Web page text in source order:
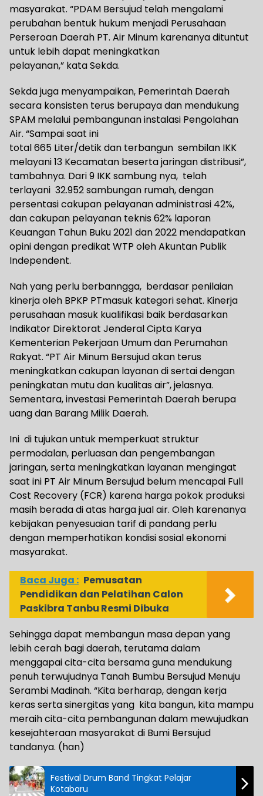
masyarakat. “PDAM Bersujud telah mengalami
perubahan bentuk hukum menjadi Perusahaan
Perseroan Daerah PT. Air Minum karenanya dituntut
untuk lebih dapat meningkatkan
pelayanan,” kata Sekda.
Sekda juga menyampaikan, Pemerintah Daerah
secara konsisten terus berupaya dan mendukung
SPAM melalui pembangunan instalasi Pengolahan
Air. “Sampai saat ini
total 665 Liter/detik dan terbangun sembilan IKK
melayani 13 Kecamatan beserta jaringan distribusi”,
tambahnya. Dari 9 IKK sambung nya, telah
terlayani 32.952 sambungan rumah, dengan
persentasi cakupan pelayanan administrasi 42%,
dan cakupan pelayanan teknis 62% laporan
Keuangan Tahun Buku 2021 dan 2022 mendapatkan
opini dengan predikat WTP oleh Akuntan Publik
Independent.
Nah yang perlu berbanngga, berdasar penilaian
kinerja oleh BPKP PTmasuk kategori sehat. Kinerja
perusahaan masuk kualifikasi baik berdasarkan
Indikator Direktorat Jenderal Cipta Karya
Kementerian Pekerjaan Umum dan Perumahan
Rakyat. “PT Air Minum Bersujud akan terus
meningkatkan cakupan layanan di sertai dengan
peningkatan mutu dan kualitas air”, jelasnya.
Sementara, investasi Pemerintah Daerah berupa
uang dan Barang Milik Daerah.
Ini di tujukan untuk memperkuat struktur
permodalan, perluasan dan pengembangan
jaringan, serta meningkatkan layanan mengingat
saat ini PT Air Minum Bersujud belum mencapai Full
Cost Recovery (FCR) karena harga pokok produksi
masih berada di atas harga jual air. Oleh karenanya
kebijakan penyesuaian tarif di pandang perlu
dengan memperhatikan kondisi sosial ekonomi
masyarakat.
Baca Juga : Pemusatan
Pendidikan dan Pelatihan Calon
Paskibra Tanbu Resmi Dibuka
Sehingga dapat membangun masa depan yang
lebih cerah bagi daerah, terutama dalam
menggapai cita-cita bersama guna mendukung
penuh terwujudnya Tanah Bumbu Bersujud Menuju
Serambi Madinah. “Kita berharap, dengan kerja
keras serta sinergitas yang kita bangun, kita mampu
meraih cita-cita pembangunan dalam mewujudkan
kesejahteraan masyarakat di Bumi Bersujud
tandanya. (han)
Festival Drum Band Tingkat Pelajar
Kotabaru